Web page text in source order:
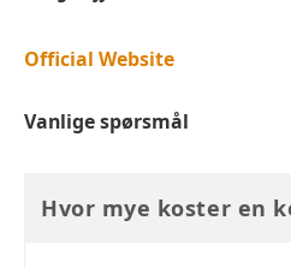
Official Website
Vanlige spørsmål
Hvor mye koster en